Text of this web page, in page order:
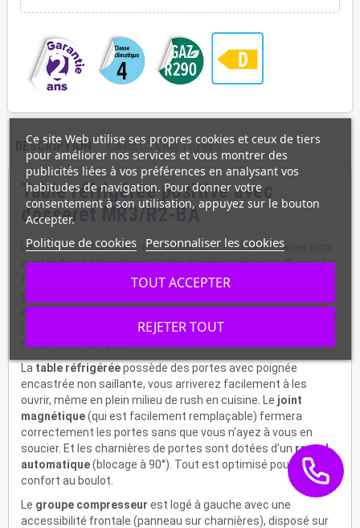
DESCRIPTION CARACTÉRISTIQUES
Table réfrigérée positive avec
dosseret MR3/R2-BA
La structure monobloc est totalement réalisée en acier inox
austénitique alimentaire. Le top supérieur mesure 40 mm. Le
intérieur est embouti avec un bouchon de drain pour le
(anti-basculantes) en acier inox. Tout l'entretien de ce
La table réfrigéréepossède des portes avec poignée
encastrée non saillante, vous arriverez facilement à les
ouvrir, même en plein milieu de rush en cuisine. Le joint
magnétique(qui est facilement remplaçable) fermera
correctement les portes sans que vous n'ayez à vous en
soucier. Et les charnières de portes sont dotées d'un rappel
automatique(blocage à 90°). Tout est optimisé pour votre
confort au boulot.
Le groupe compresseur est logé à gauche avec une
accessibilité frontale (panneau sur charnières), disposé sur
Ce site Web utilise ses propres cookies et ceux de tiers
pour améliorer nos services et vous montrer des
publicités liées à vos préférences en analysant vos
habitudes de navigation. Pour donner votre
consentement à son utilisation, appuyez sur le bouton
Accepter.
Politique de cookies Personnaliser les cookies
REJETER TOUT
TOUT ACCEPTER